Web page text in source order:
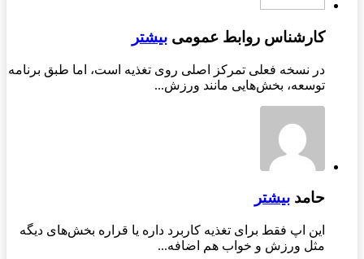
کارشناس روابط عمومی بیشتر
در نسخه فعلی تمرکز اصلی روی تغذیه است، اما طبق برنامه
توسعه، بخش‌هایی مانند ورزش...
حامد بیشتر
این اپ فقط برای تغذیه کاربرد داره یا قراره بخش‌های دیگه
مثل ورزش و خواب هم اضافه...